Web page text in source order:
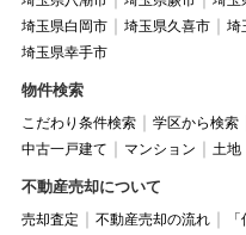
埼玉県白岡市
埼玉県久喜市 埼
埼玉県幸手市
物件検索
こだわり条件検索 学区から検索
中古一戸建て
マンション 土地
不動産売却について
売却査定 不動産売却の流れ